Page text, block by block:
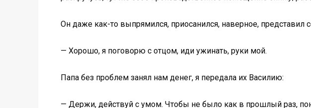
Он даже как-то выпрямился, приосанился, наверное,
— Хорошо, я поговорю с отцом, иди ужинать, руки мой.
Папа без проблем занял нам денег, я передала их Василию:
— Держи, действуй с умом. Чтобы не было как в прошлый раз,